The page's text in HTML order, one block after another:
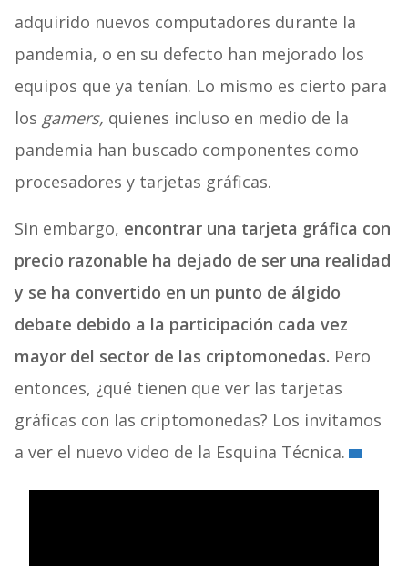
adquirido nuevos computadores durante la
pandemia, o en su defecto han mejorado los
equipos que ya tenían. Lo mismo es cierto para
los gamers, quienes incluso en medio de la
pandemia han buscado componentes como
procesadores y tarjetas gráficas.
Sin embargo, encontrar una tarjeta gráfica con
precio razonable ha dejado de ser una realidad
y se ha convertido en un punto de álgido
debate debido a la participación cada vez
mayor del sector de las criptomonedas. Pero
entonces, ¿qué tienen que ver las tarjetas
gráficas con las criptomonedas? Los invitamos
a ver el nuevo video de la Esquina Técnica.